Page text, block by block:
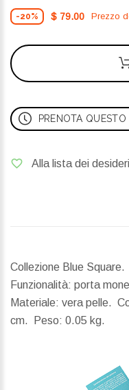
-20% $ 79.00 Prezzo
PRENOTA
Alla lista dei desideri
Collezione Blue
Funzionalità: porta
Materiale: vera pelle.
cm.
Peso: 0.05 kg.